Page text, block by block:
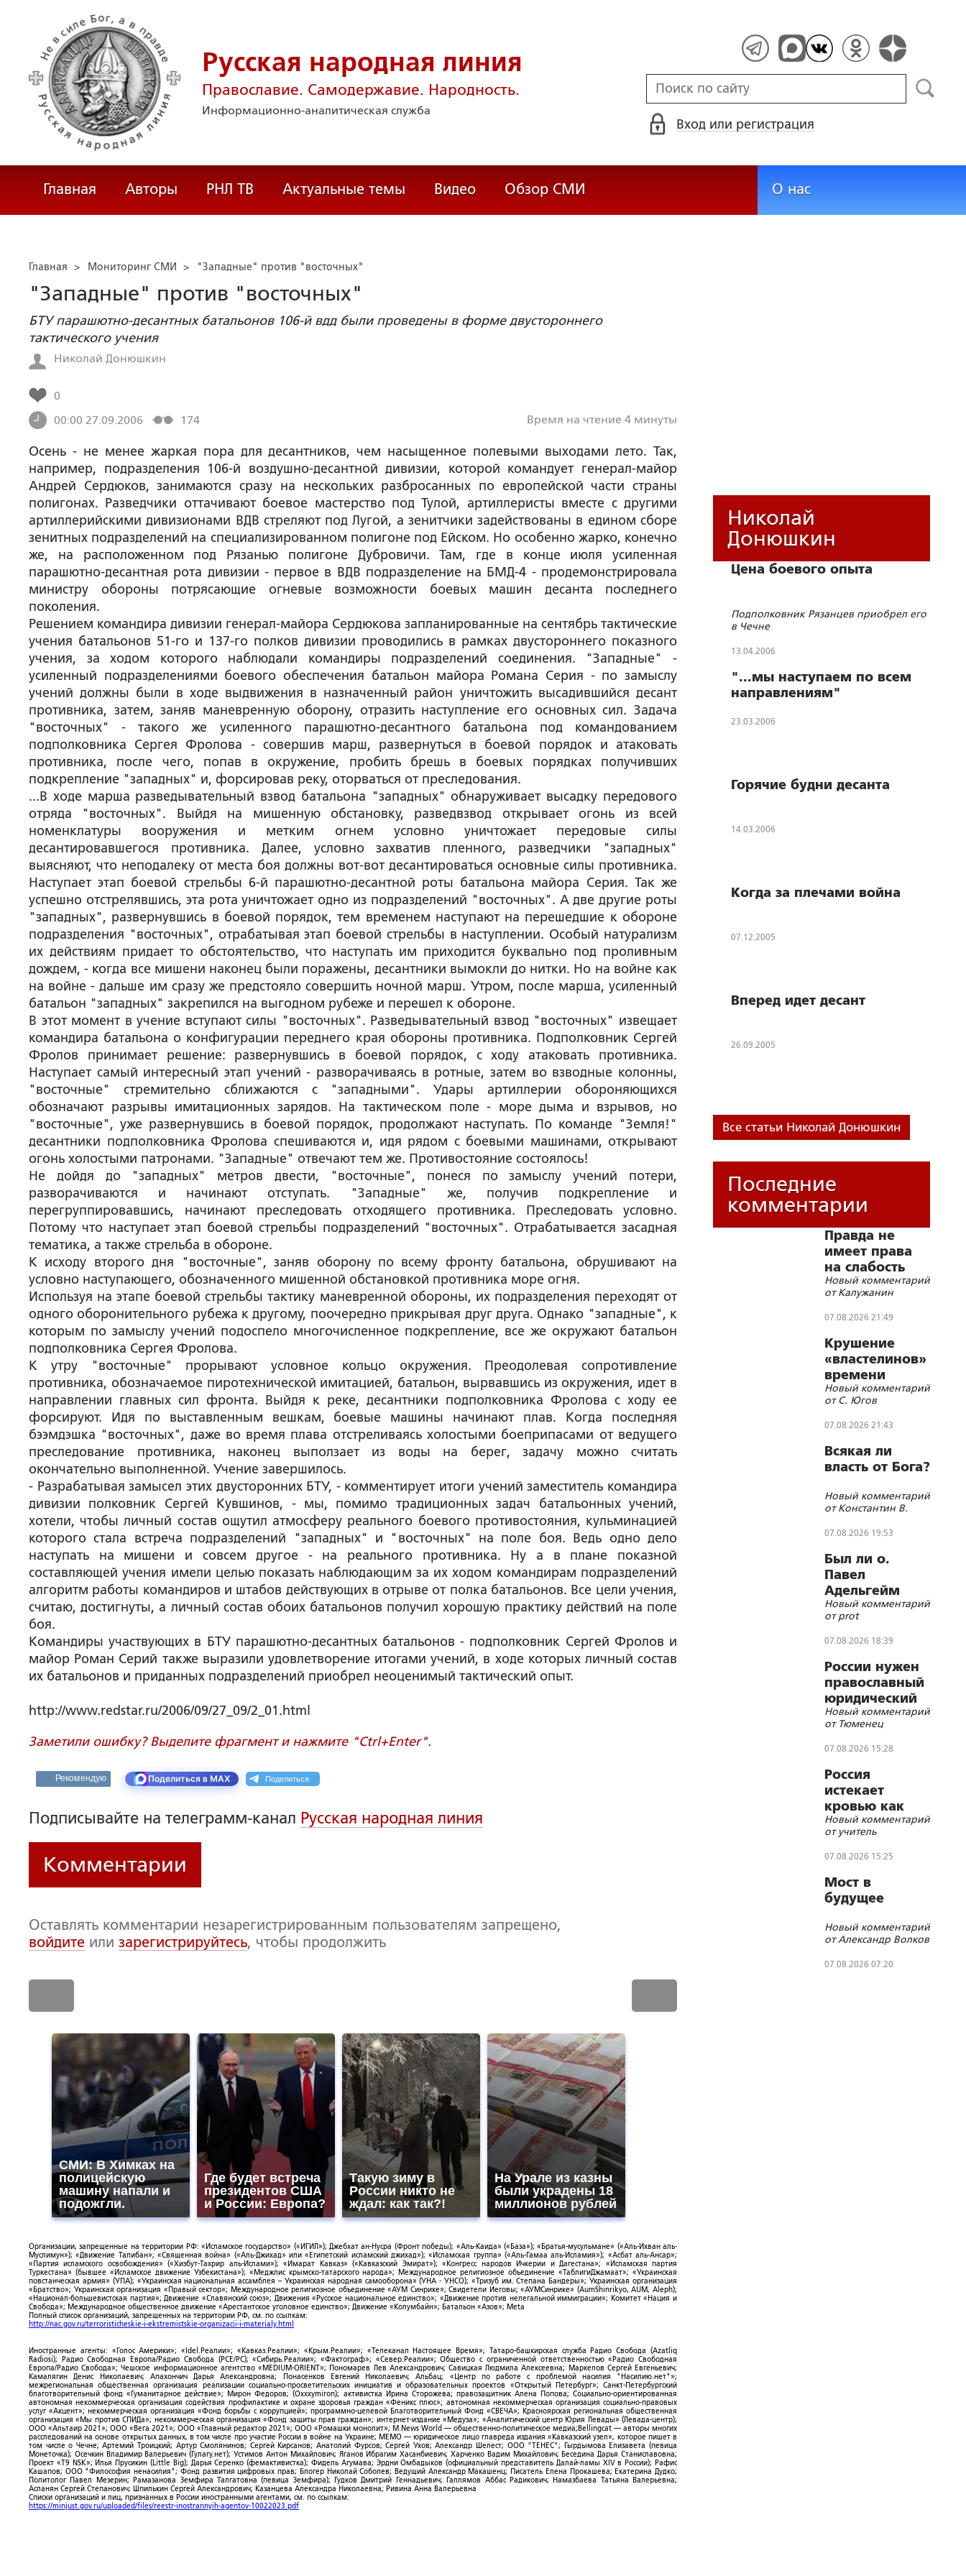
Русская народная линия
Православие. Самодержавие. Народность.
Информационно-аналитическая служба
Вход или регистрация
Главная Авторы РНЛ ТВ Актуальные темы Видео Обзор СМИ О нас
Главная > Мониторинг СМИ > "Западные" против "восточных"
"Западные" против "восточных"
БТУ парашютно-десантных батальонов 106-й вдд были проведены в форме двустороннего
тактического учения
Николай Донюшкин
0
00:00 27.09.2006
174 Время на чтение 4 минуты
Осень - не менее жаркая пора для десантников, чем насыщенное полевыми выходами лето. Так,
например, подразделения 106-й воздушно-десантной дивизии, которой командует генерал-майор
Андрей Сердюков, занимаются сразу на нескольких разбросанных по европейской части страны
полигонах. Разведчики оттачивают боевое мастерство под Тулой, артиллеристы вместе с другими
артиллерийскими дивизионами ВДВ стреляют под Лугой, а зенитчики задействованы в едином сборе
зенитных подразделений на специализированном полигоне под Ейском. Но особенно жарко, конечно
же, на расположенном под Рязанью полигоне Дубровичи. Там, где в конце июля усиленная
парашютно-десантная рота дивизии - первое в ВДВ подразделение на БМД-4 - продемонстрировала
министру обороны потрясающие огневые возможности боевых машин десанта последнего
поколения.
Решением командира дивизии генерал-майора Сердюкова запланированные на сентябрь тактические
учения батальонов 51-го и 137-го полков дивизии проводились в рамках двустороннего показного
учения, за ходом которого наблюдали командиры подразделений соединения. "Западные" -
усиленный подразделениями боевого обеспечения батальон майора Романа Серия - по замыслу
учений должны были в ходе выдвижения в назначенный район уничтожить высадившийся десант
противника, затем, заняв маневренную оборону, отразить наступление его основных сил. Задача
"восточных" - такого же усиленного парашютно-десантного батальона под командованием
подполковника Сергея Фролова - совершив марш, развернуться в боевой порядок и атаковать
противника, после чего, попав в окружение, пробить брешь в боевых порядках получивших
подкрепление "западных" и, форсировав реку, оторваться от преследования.
...В ходе марша разведывательный взвод батальона "западных" обнаруживает высадку передового
отряда "восточных". Выйдя на мишенную обстановку, разведвзвод открывает огонь из всей
номенклатуры вооружения и метким огнем условно уничтожает передовые силы
десантировавшегося противника. Далее, условно захватив пленного, разведчики "западных"
выясняют, что неподалеку от места боя должны вот-вот десантироваться основные силы противника.
Наступает этап боевой стрельбы 6-й парашютно-десантной роты батальона майора Серия. Так же
успешно отстрелявшись, эта рота уничтожает одно из подразделений "восточных". А две другие роты
"западных", развернувшись в боевой порядок, тем временем наступают на перешедшие к обороне
подразделения "восточных", отрабатывая этап боевой стрельбы в наступлении. Особый натурализм
их действиям придает то обстоятельство, что наступать им приходится буквально под проливным
дождем, - когда все мишени наконец были поражены, десантники вымокли до нитки. Но на войне как
на войне - дальше им сразу же предстояло совершить ночной марш. Утром, после марша, усиленный
батальон "западных" закрепился на выгодном рубеже и перешел к обороне.
В этот момент в учение вступают силы "восточных". Разведывательный взвод "восточных" извещает
командира батальона о конфигурации переднего края обороны противника. Подполковник Сергей
Фролов принимает решение: развернувшись в боевой порядок, с ходу атаковать противника.
Наступает самый интересный этап учений - разворачиваясь в ротные, затем во взводные колонны,
"восточные" стремительно сближаются с "западными". Удары артиллерии обороняющихся
обозначают разрывы имитационных зарядов. На тактическом поле - море дыма и взрывов, но
"восточные", уже развернувшись в боевой порядок, продолжают наступать. По команде "Земля!"
десантники подполковника Фролова спешиваются и, идя рядом с боевыми машинами, открывают
огонь холостыми патронами. "Западные" отвечают тем же. Противостояние состоялось!
Не дойдя до "западных" метров двести, "восточные", понеся по замыслу учений потери,
разворачиваются и начинают отступать. "Западные" же, получив подкрепление и
перегруппировавшись, начинают преследовать отходящего противника. Преследовать условно.
Потому что наступает этап боевой стрельбы подразделений "восточных". Отрабатывается засадная
тематика, а также стрельба в обороне.
К исходу второго дня "восточные", заняв оборону по всему фронту батальона, обрушивают на
условно наступающего, обозначенного мишенной обстановкой противника море огня.
Используя на этапе боевой стрельбы тактику маневренной обороны, их подразделения переходят от
одного оборонительного рубежа к другому, поочередно прикрывая друг друга. Однако "западные", к
которым по замыслу учений подоспело многочисленное подкрепление, все же окружают батальон
подполковника Сергея Фролова.
К утру "восточные" прорывают условное кольцо окружения. Преодолевая сопротивление
противника, обозначаемое пиротехнической имитацией, батальон, вырвавшись из окружения, идет в
направлении главных сил фронта. Выйдя к реке, десантники подполковника Фролова с ходу ее
форсируют. Идя по выставленным вешкам, боевые машины начинают плав. Когда последняя
бээмдэшка "восточных", даже во время плава отстреливаясь холостыми боеприпасами от ведущего
преследование противника, наконец выползает из воды на берег, задачу можно считать
окончательно выполненной. Учение завершилось.
- Разрабатывая замысел этих двусторонних БТУ, - комментирует итоги учений заместитель командира
дивизии полковник Сергей Кувшинов, - мы, помимо традиционных задач батальонных учений,
хотели, чтобы личный состав ощутил атмосферу реального боевого противостояния, кульминацией
которого стала встреча подразделений "западных" и "восточных" на поле боя. Ведь одно дело
наступать на мишени и совсем другое - на реального противника. Ну а в плане показной
составляющей учения имели целью показать наблюдающим за их ходом командирам подразделений
алгоритм работы командиров и штабов действующих в отрыве от полка батальонов. Все цели учения,
считаю, достигнуты, а личный состав обоих батальонов получил хорошую практику действий на поле
боя.
Командиры участвующих в БТУ парашютно-десантных батальонов - подполковник Сергей Фролов и
майор Роман Серий также выразили удовлетворение итогами учений, в ходе которых личный состав
их батальонов и приданных подразделений приобрел неоценимый тактический опыт.
http://www.redstar.ru/2006/09/27_09/2_01.html
Заметили ошибку? Выделите фрагмент и нажмите "Ctrl+Enter".
Рекомендую Поделиться в MAX Поделиться
Подписывайте на телеграмм-канал Русская народная линия
Комментарии
Оставлять комментарии незарегистрированным пользователям запрещено,
войдите или зарегистрируйтесь, чтобы продолжить
СМИ: В Химках на
полицейскую
машину напали и
подожгли.
Где будет встреча
президентов США
и России: Европа?
Такую зиму в
России никто не
ждал: как так?!
На Урале из казны
были украдены 18
миллионов рублей
Организации, запрещенные на территории РФ: «Исламское государство» («ИГИЛ»); Джебхат ан-Нусра (Фронт победы); «Аль-Каида» («База»); «Братья-мусульмане» («Аль-Ихван аль-
Муслимун»); «Движение Талибан»; «Священная война» («Аль-Джихад» или «Египетский исламский джихад»); «Исламская группа» («Аль-Гамаа аль-Исламия»); «Асбат аль-Ансар»;
«Партия исламского освобождения» («Хизбут-Тахрир аль-Ислами»); «Имарат Кавказ» («Кавказский Эмират»); «Конгресс народов Ичкерии и Дагестана»; «Исламская партия
Туркестана» (бывшее «Исламское движение Узбекистана»); «Меджлис крымско-татарского народа»; Международное религиозное объединение «ТаблигиДжамаат»; «Украинская
повстанческая армия» (УПА); «Украинская национальная ассамблея – Украинская народная самооборона» (УНА - УНСО); «Тризуб им. Степана Бандеры»; Украинская организация
«Братство»; Украинская организация «Правый сектор»; Международное религиозное объединение «АУМ Синрике»; Свидетели Иеговы; «АУМСинрике» (AumShinrikyo, AUM, Aleph);
«Национал-большевистская партия»; Движение «Славянский союз»; Движения «Русское национальное единство»; «Движение против нелегальной иммиграции»; Комитет «Нация и
Свобода»; Международное общественное движение «Арестантское уголовное единство»; Движение «Колумбайн»; Батальон «Азов»; Meta
Полный список организаций, запрещенных на территории РФ, см. по ссылкам:
http://nac.gov.ru/terroristicheskie-i-ekstremistskie-organizacii-i-materialy.html
Иностранные агенты: «Голос Америки»; «Idel.Реалии»; «Кавказ.Реалии»; «Крым.Реалии»; «Телеканал Настоящее Время»; Татаро-башкирская служба Радио Свобода (Azatliq
Radiosi); Радио Свободная Европа/Радио Свобода (PCE/PC); «Сибирь.Реалии»; «Фактограф»; «Север.Реалии»; Общество с ограниченной ответственностью «Радио Свободная
Европа/Радио Свобода»; Чешское информационное агентство «MEDIUM-ORIENT»; Пономарев Лев Александрович; Савицкая Людмила Алексеевна; Маркелов Сергей Евгеньевич;
Камалягин Денис Николаевич; Апахончич Дарья Александровна; Понасенков Евгений Николаевич; Альбац; «Центр по работе с проблемой насилия "Насилию.нет"»;
межрегиональная общественная организация реализации социально-просветительских инициатив и образовательных проектов «Открытый Петербург»; Санкт-Петербургский
благотворительный фонд «Гуманитарное действие»; Мирон Федоров; (Oxxxymiron); активистка Ирина Сторожева; правозащитник Алена Попова; Социально-ориентированная
автономная некоммерческая организация содействия профилактике и охране здоровья граждан «Феникс плюс»; автономная некоммерческая организация социально-правовых
услуг «Акцент»; некоммерческая организация «Фонд борьбы с коррупцией»; программно-целевой Благотворительный Фонд «СВЕЧА»; Красноярская региональная общественная
организация «Мы против СПИДа»; некоммерческая организация «Фонд защиты прав граждан»; интернет-издание «Медуза»; «Аналитический центр Юрия Левады» (Левада-центр);
ООО «Альтаир 2021»; ООО «Вега 2021»; ООО «Главный редактор 2021»; ООО «Ромашки монолит»; M.News World — общественно-политическое медиа;Bellingcat — авторы многих
расследований на основе открытых данных, в том числе про участие России в войне на Украине; МЕМО — юридическое лицо главреда издания «Кавказский узел», которое пишет в
том числе о Чечне; Артемий Троицкий; Артур Смолянинов; Сергей Кирсанов; Анатолий Фурсов; Сергей Ухов; Александр Шелест; ООО "ТЕНЕС"; Гырдымова Елизавета (певица
Монеточка); Осечкин Владимир Валерьевич (Гулагу.нет); Устимов Антон Михайлович; Яганов Ибрагим Хасанбиевич; Харченко Вадим Михайлович; Беседина Дарья Станиславовна;
Проект «T9 NSK»; Илья Прусикин (Little Big); Дарья Серенко (фемактивистка); Фидель Агумава; Эрдни Омбадыков (официальный представитель Далай-ламы XIV в России); Рафис
Кашапов; ООО "Философия ненасилия"; Фонд развития цифровых прав; Блогер Николай Соболев; Ведущий Александр Макашенц; Писатель Елена Прокашева; Екатерина Дудко;
Политолог Павел Мезерин; Рамазанова Земфира Талгатовна (певица Земфира); Гудков Дмитрий Геннадьевич; Галлямов Аббас Радикович; Намазбаева Татьяна Валерьевна;
Асланян Сергей Степанович; Шпилькин Сергей Александрович; Казанцева Александра Николаевна; Ривина Анна Валерьевна
Списки организаций и лиц, признанных в России иностранными агентами, см. по ссылкам:
https://minjust.gov.ru/uploaded/files/reestr-inostrannyih-agentov-10022023.pdf
Николай
Донюшкин
Цена боевого опыта
Подполковник Рязанцев приобрел его
в Чечне
13.04.2006
"...мы наступаем по всем
направлениям"
23.03.2006
Горячие будни десанта
14.03.2006
Когда за плечами война
07.12.2005
Вперед идет десант
26.09.2005
Все статьи Николай Донюшкин
Последние
комментарии
Правда не
имеет права
на слабость
Новый комментарий
от Калужанин
07.08.2026 21:49
Крушение
«властелинов»
времени
Новый комментарий
от С. Югов
07.08.2026 21:43
Всякая ли
власть от Бога?
Новый комментарий
от Константин В.
07.08.2026 19:53
Был ли о.
Павел
Адельгейм
членом
кочетковского
братства?
Новый комментарий
от prot
07.08.2026 18:39
России нужен
православный
юридический
СОБР
Новый комментарий
от Тюменец
07.08.2026 15:28
Россия
истекает
кровью как
жертвенное
животное?
Новый комментарий
от учитель
07.08.2026 15:25
Мост в
будущее
Новый комментарий
от Александр Волков
07.08.2026 07:20